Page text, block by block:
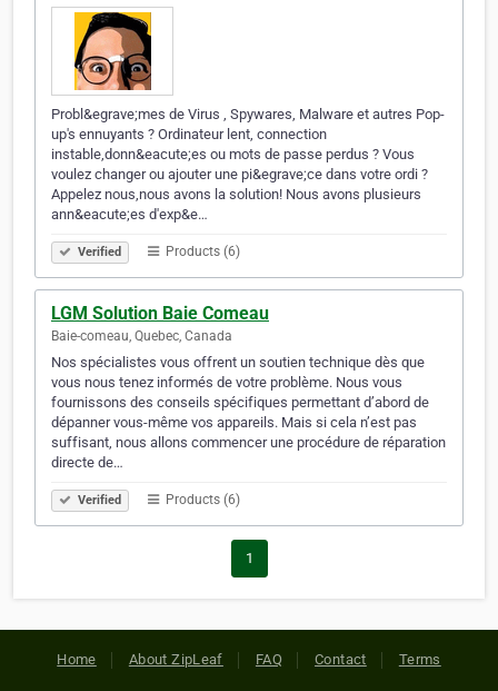
Probl&egrave;mes de Virus , Spywares, Malware et autres Pop-
up's ennuyants ? Ordinateur lent, connection
instable,donn&eacute;es ou mots de passe perdus ? Vous
voulez changer ou ajouter une pi&egrave;ce dans votre ordi ?
Appelez nous,nous avons la solution! Nous avons plusieurs
ann&eacute;es d'exp&e…
Verified Products (6)
LGM Solution Baie Comeau
Baie-comeau, Quebec, Canada
Nos spécialistes vous offrent un soutien technique dès que
vous nous tenez informés de votre problème. Nous vous
fournissons des conseils spécifiques permettant d’abord de
dépanner vous-même vos appareils. Mais si cela n’est pas
suffisant, nous allons commencer une procédure de réparation
directe de…
Verified Products (6)
1
Home About ZipLeaf FAQ Contact Terms